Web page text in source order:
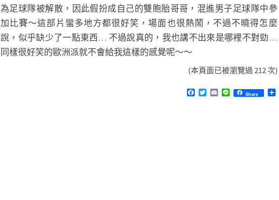
為足球隊被解散，因此假扮成自己的雙胞胎哥哥，混進男子足球隊中參
加比賽～這部片蠻多地方都很好笑，場面也很熱鬧，不過不曉得怎麼
說，似乎缺少了一點東西… 不過說真的，我也講不出來是哪裡不對勁…
同樣很好笑的歐洲派就不會給我這樣的感覺呢～～
(本頁面已被瀏覽過 212 次)
F
T
E
L
Share
分